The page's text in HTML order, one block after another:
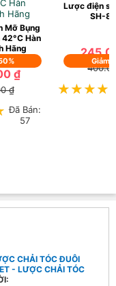
Mỡ Bụng
Hàn
Hãng
₫
₫
Đã Bán:
57
Giảm
Lược điện
SH-
CHẢI TÓC ĐUÔI
- LƯỢC CHẢI TÓC